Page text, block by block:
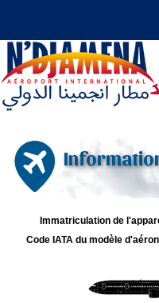
Immatriculation de
Code IATA du modèle